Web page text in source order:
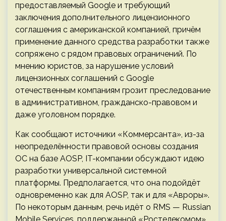
предоставляемый Google и требующий
заключения дополнительного лицензионного
соглашения с американской компанией, причём
применение данного средства разработки также
сопряжено с рядом правовых ограничений. По
мнению юристов, за нарушение условий
лицензионных соглашений с Google
отечественным компаниям грозит преследование
в административном, гражданско-правовом и
даже уголовном порядке.
Как сообщают источники «Коммерсанта», из-за
неопределённости правовой основы создания
ОС на базе AOSP, IT-компании обсуждают идею
разработки универсальной системной
платформы. Предполагается, что она подойдёт
одновременно как для AOSP, так и для «Авроры».
По некоторым данным, речь идёт о RMS — Russian